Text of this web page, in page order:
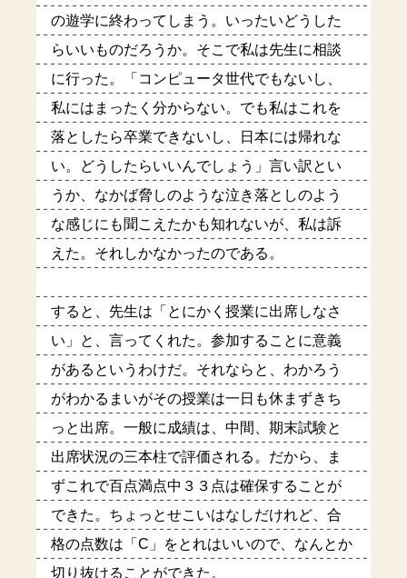
の遊学に終わってしまう。いったいどうした
らいいものだろうか。そこで私は先生に相談
に行った。「コンピュータ世代でもないし、
私にはまったく分からない。でも私はこれを
落としたら卒業できないし、日本には帰れな
い。どうしたらいいんでしょう」言い訳とい
うか、なかば脅しのような泣き落としのよう
な感じにも聞こえたかも知れないが、私は訴
えた。それしかなかったのである。
すると、先生は「とにかく授業に出席しなさ
い」と、言ってくれた。参加することに意義
があるというわけだ。それならと、わかろう
がわかるまいがその授業は一日も休まずきち
っと出席。一般に成績は、中間、期末試験と
出席状況の三本柱で評価される。だから、ま
ずこれで百点満点中３３点は確保することが
できた。ちょっとせこいはなしだけれど、合
格の点数は「C」をとれはいいので、なんとか
切り抜けることができた。